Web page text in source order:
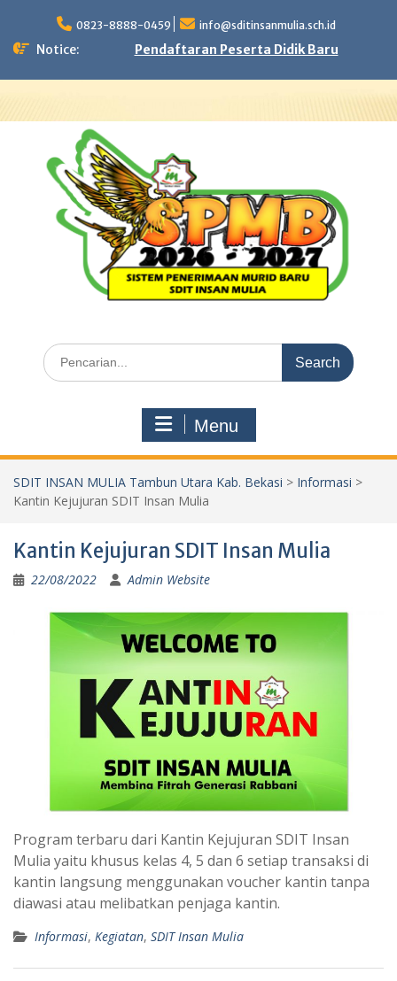
content
0823-8888-0459 info@sditinsanmulia.sch.id
Notice: Pendaftaran Peserta Didik Baru
Search
for:
Menu
SDIT INSAN MULIA Tambun Utara Kab. Bekasi > Informasi >
Kantin Kejujuran SDIT Insan Mulia
Kantin Kejujuran SDIT Insan Mulia
22/08/2022 Admin Website
Program terbaru dari Kantin Kejujuran SDIT Insan
Mulia yaitu khusus kelas 4, 5 dan 6 setiap transaksi di
kantin langsung menggunakan voucher kantin tanpa
diawasi atau melibatkan penjaga kantin.
Informasi, Kegiatan, SDIT Insan Mulia